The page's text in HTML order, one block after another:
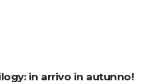
in arrivo in autunno!